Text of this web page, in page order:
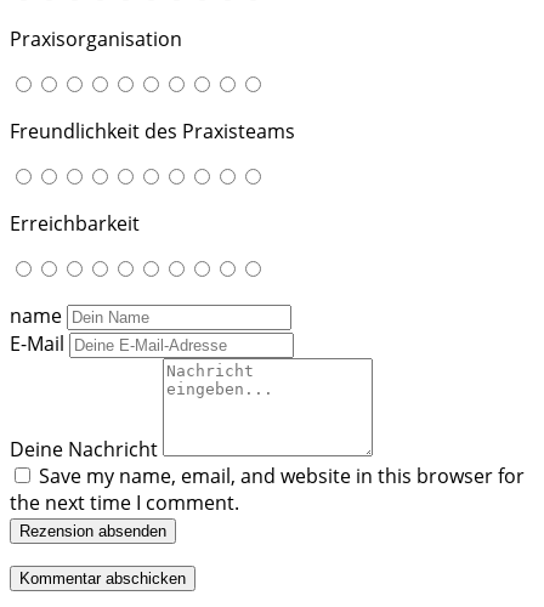
Praxisorganisation
Freundlichkeit des Praxisteams
Erreichbarkeit
name
E-Mail
Deine Nachricht
Save my name, email, and website in this browser for
the next time I comment.
Rezension absenden